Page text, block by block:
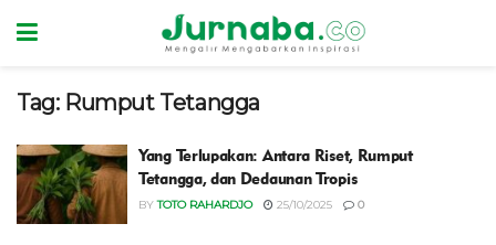
Tag: Rumput Tetangga
Yang Terlupakan: Antara Riset, Rumput
Tetangga, dan Dedaunan Tropis
BY TOTO RAHARDJO 25/10/2025 0